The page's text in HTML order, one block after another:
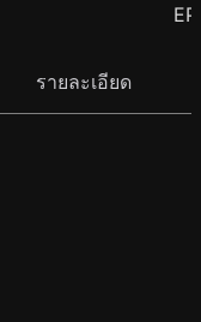
รายละเอียด